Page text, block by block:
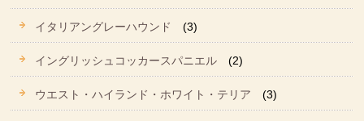
イタリアングレーハウンド (3)
イングリッシュコッカースパニエル (2)
ウエスト・ハイランド・ホワイト・テリア (3)